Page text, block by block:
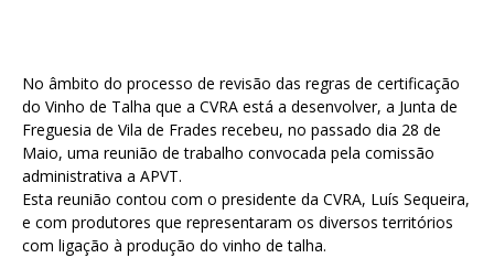
No âmbito do processo de revisão das regras de certificação
do Vinho de Talha que a CVRA está a desenvolver, a Junta de
Freguesia de Vila de Frades recebeu, no passado dia 28 de
Maio, uma reunião de trabalho convocada pela comissão
administrativa a APVT.
Esta reunião contou com o presidente da CVRA, Luís Sequeira,
e com produtores que representaram os diversos territórios
com ligação à produção do vinho de talha.